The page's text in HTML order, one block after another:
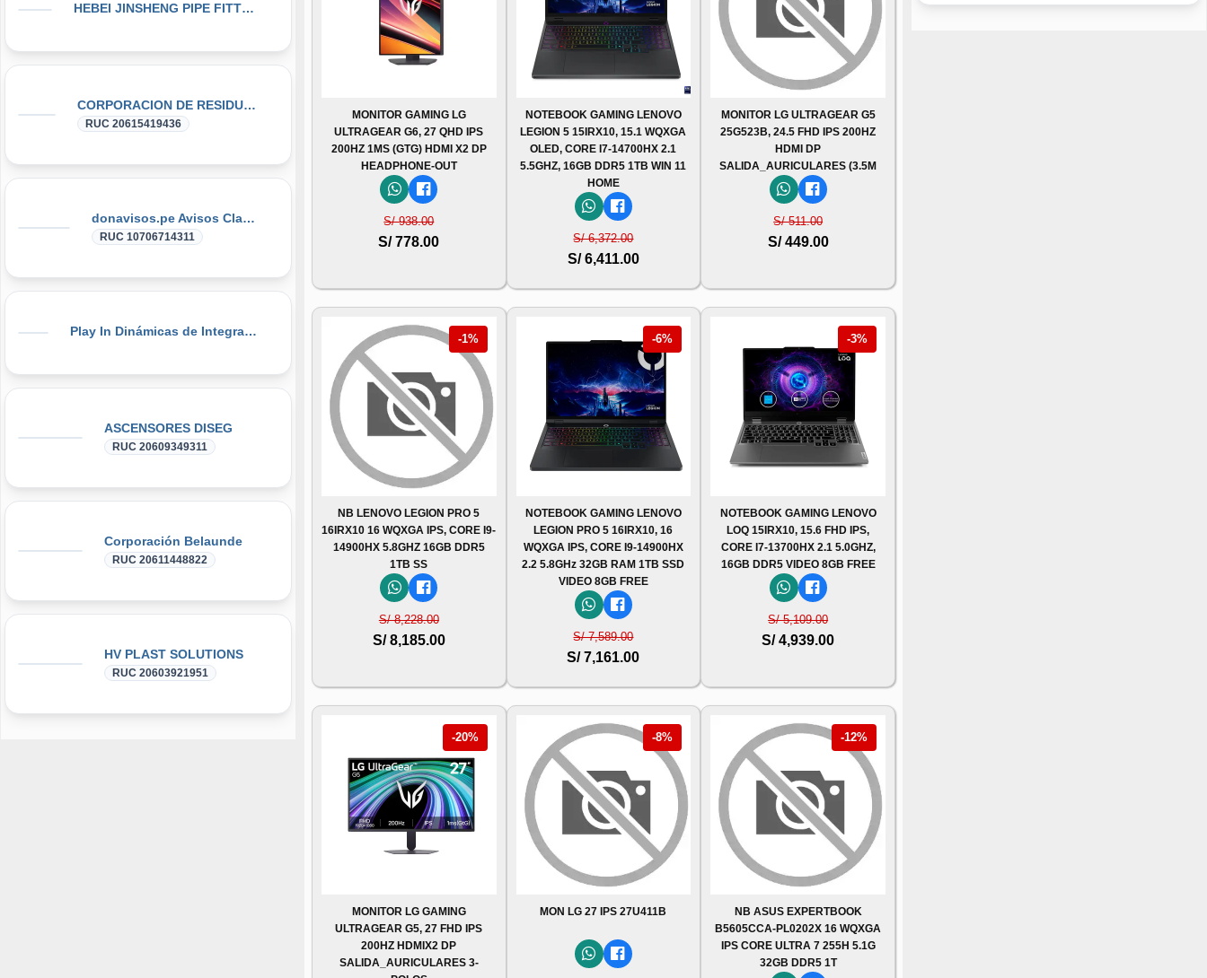
HEBEI JINSHENG PIPE FITTING MANUFACTURING CO., LT
CORPORACION DE RESIDUOS SEGOVIA.PERU SAC
RUC 20615419436
donavisos.pe Avisos Clasificados
RUC 10706714311
Play In Dinámicas de Integración, Gymkanas, Eventos Corporativos
ASCENSORES DISEG
RUC 20609349311
Corporación Belaunde
RUC 20611448822
HV PLAST SOLUTIONS
RUC 20603921951
MONITOR GAMING LG
ULTRAGEAR G6, 27 QHD IPS
200HZ 1MS (GTG) HDMI X2 DP
HEADPHONE-OUT
S/ 938.00
S/ 778.00
NOTEBOOK GAMING LENOVO
LEGION 5 15IRX10, 15.1 WQXGA
OLED, CORE I7-14700HX 2.1
5.5GHZ, 16GB DDR5 1TB WIN 11
HOME
S/ 6,372.00
S/ 6,411.00
MONITOR LG ULTRAGEAR G5
25G523B, 24.5 FHD IPS 200HZ
HDMI DP
SALIDA_AURICULARES (3.5M
S/ 511.00
S/ 449.00
-1%
NB LENOVO LEGION PRO 5
16IRX10 16 WQXGA IPS, CORE I9-
14900HX 5.8GHZ 16GB DDR5
1TB SS
S/ 8,228.00
S/ 8,185.00
-6%
NOTEBOOK GAMING LENOVO
LEGION PRO 5 16IRX10, 16
WQXGA IPS, CORE I9-14900HX
2.2 5.8GHz 32GB RAM 1TB SSD
VIDEO 8GB FREE
S/ 7,589.00
S/ 7,161.00
-3%
NOTEBOOK GAMING LENOVO
LOQ 15IRX10, 15.6 FHD IPS,
CORE I7-13700HX 2.1 5.0GHZ,
16GB DDR5 VIDEO 8GB FREE
S/ 5,109.00
S/ 4,939.00
-20%
MONITOR LG GAMING
ULTRAGEAR G5, 27 FHD IPS
200HZ HDMIX2 DP
SALIDA_AURICULARES 3-
-8%
MON LG 27 IPS 27U411B
-12%
NB ASUS EXPERTBOOK
B5605CCA-PL0202X 16 WQXGA
IPS CORE ULTRA 7 255H 5.1G
32GB DDR5 1T